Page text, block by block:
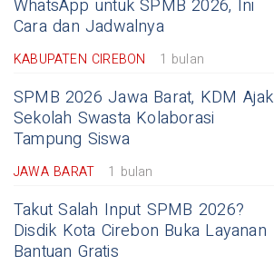
WhatsApp untuk SPMB 2026, Ini
Cara dan Jadwalnya
KABUPATEN CIREBON 1 bulan
SPMB 2026 Jawa Barat, KDM Ajak
Sekolah Swasta Kolaborasi
Tampung Siswa
JAWA BARAT 1 bulan
Takut Salah Input SPMB 2026?
Disdik Kota Cirebon Buka Layanan
Bantuan Gratis